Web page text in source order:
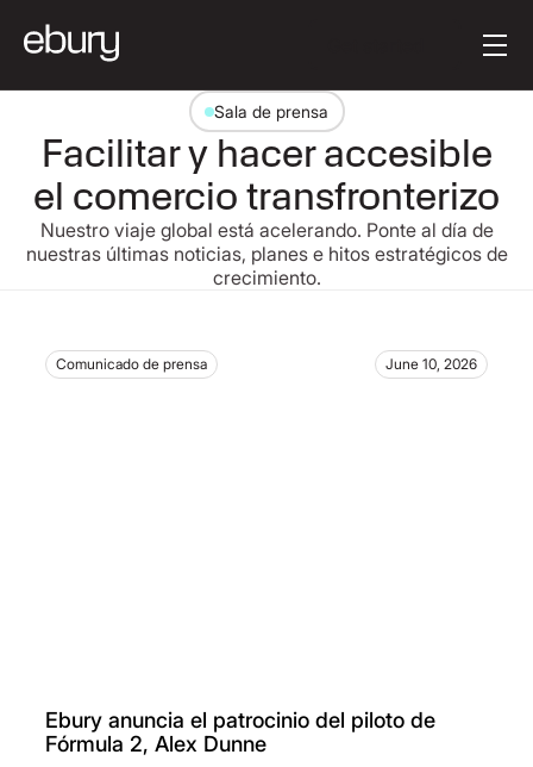
Sala de prensa
Facilitar y hacer accesible
el comercio transfronterizo
Nuestro viaje global está acelerando. Ponte al día de
nuestras últimas noticias, planes e hitos estratégicos de
crecimiento.
Comunicado de prensa June 10, 2026
Ebury anuncia el patrocinio del piloto de
Fórmula 2, Alex Dunne